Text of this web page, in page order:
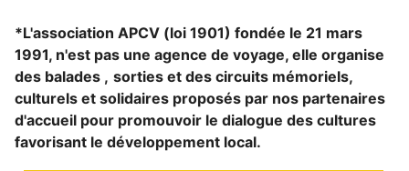
*L'association APCV (loi 1901) fondée le 21 mars
1991, n'est pas une agence de voyage, elle organise
des balades , sorties et des circuits mémoriels,
culturels et solidaires proposés par nos partenaires
d'accueil pour promouvoir le dialogue des cultures
favorisant le développement local.